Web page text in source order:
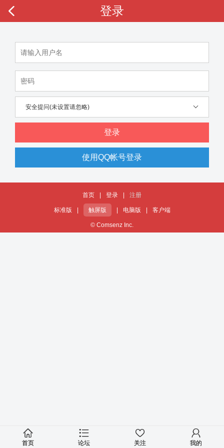
登录
安全提问(未设置请忽略)
登录
使用QQ帐号登录
首页 登录 注册
标准版 触屏版 电脑版 客户端
© Comsenz Inc.
首页 论坛 关注 我的